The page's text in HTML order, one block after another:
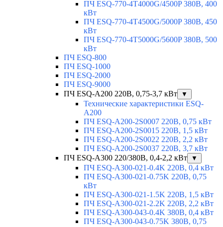
ПЧ ESQ-770-4T4000G/4500P 380В, 400
кВт
ПЧ ESQ-770-4T4500G/5000P 380В, 450
кВт
ПЧ ESQ-770-4T5000G/5600P 380В, 500
кВт
ПЧ ESQ-800
ПЧ ESQ-1000
ПЧ ESQ-2000
ПЧ ESQ-9000
ПЧ ESQ-A200 220В, 0,75-3,7 кВт
▼
Технические характеристики ESQ-
A200
ПЧ ESQ-A200-2S0007 220В, 0,75 кВт
ПЧ ESQ-A200-2S0015 220В, 1,5 кВт
ПЧ ESQ-A200-2S0022 220В, 2,2 кВт
ПЧ ESQ-A200-2S0037 220В, 3,7 кВт
ПЧ ESQ-A300 220/380В, 0,4-2,2 кВт
▼
ПЧ ESQ-A300-021-0.4K 220В, 0,4 кВт
ПЧ ESQ-A300-021-0.75K 220В, 0,75
кВт
ПЧ ESQ-A300-021-1.5K 220В, 1,5 кВт
ПЧ ESQ-A300-021-2.2K 220В, 2,2 кВт
ПЧ ESQ-A300-043-0.4K 380В, 0,4 кВт
ПЧ ESQ-A300-043-0.75K 380В, 0,75